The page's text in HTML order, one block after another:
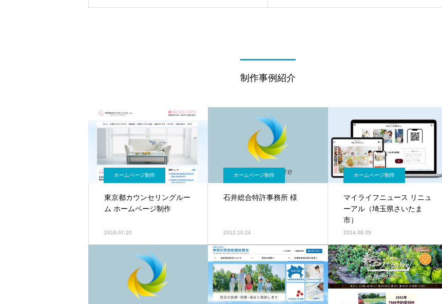
制作事例紹介
ホームページ制作
東京都カウンセリングルー
ム ホームページ制作
2016.07.20
ホームページ制作
石井総合特許事務所 様
2012.10.24
ホームページ制作
マイライフニュース リニュ
ーアル（埼玉県さいたま
市）
2024.08.09